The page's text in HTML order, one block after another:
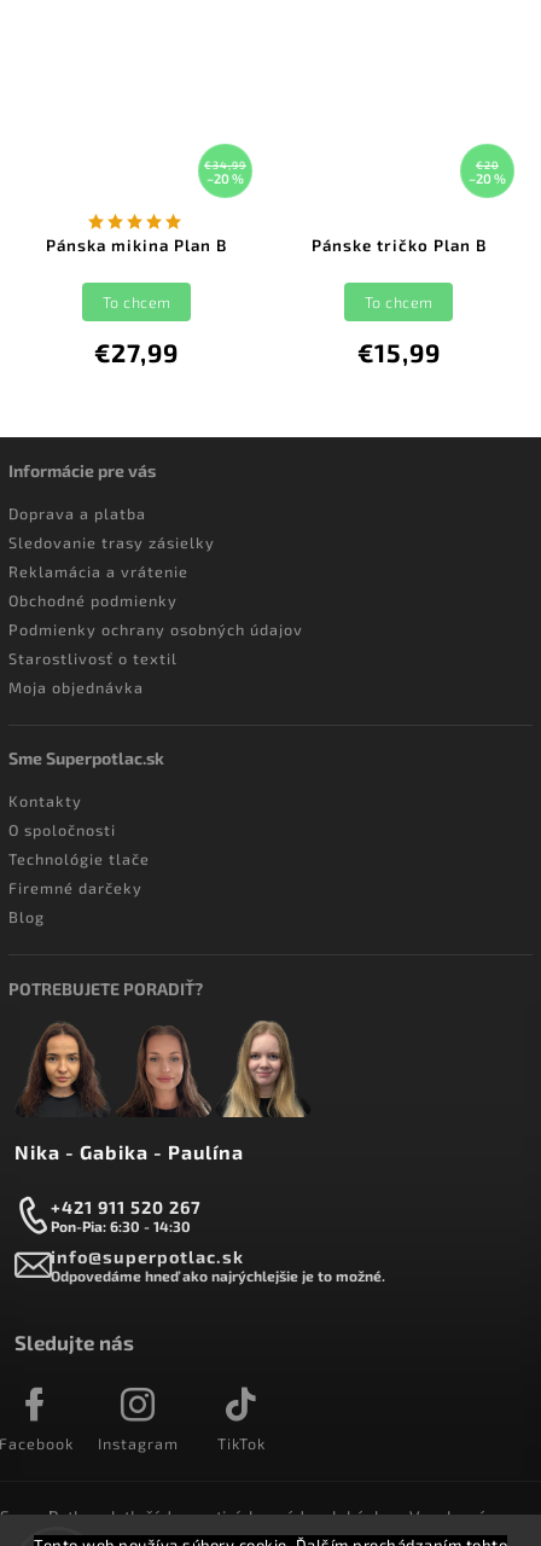
€34,99
–20 %
Pánska mikina Plan B
€27,99
To chcem
€20
–20 %
Pánske tričko Plan B
€15,99
To chcem
Informácie pre vás
Doprava a platba
Sledovanie trasy zásielky
Reklamácia a vrátenie
Obchodné podmienky
Podmienky ochrany osobných údajov
Starostlivosť o textil
Moja objednávka
Sme Superpotlac.sk
Kontakty
O spoločnosti
Technológie tlače
Firemné darčeky
Blog
POTREBUJETE PORADIŤ?
Nika - Gabika - Paulína
+421 911 520 267
Pon-Pia: 6:30 - 14:30
info@superpotlac.sk
Odpovedáme hneď ako najrýchlejšie je to možné.
Sledujte nás
Instagram TikTok
SuperPotlac.sk tlačí denne tisícky módnych kúskov. Vyrobené na
Slovensku a doručované do celého sveta :)